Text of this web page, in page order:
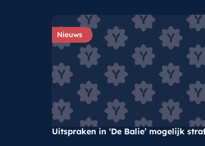
Nieuws
Uitspraken in ‘De Balie’ mogelijk